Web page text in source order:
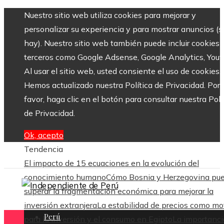
Nuestro sitio web utiliza cookies para mejorar y
personalizar su experiencia y para mostrar anuncios
hay). Nuestro sitio web también puede incluir cookies
terceros como Google Adsense, Google Analytics,
Al usar el sitio web, usted consiente el uso de cookies.
Hemos actualizado nuestra Política de Privacidad. Por
favor, haga clic en el botón para consultar nuestra
de Privacidad.
Ok, acepto
Tendencia
El impacto de 15 ecuaciones en la evolución del
conocimiento humanoCómo Bosnia y Herzegovina
superar la fragmentación económica para mejorar la
inversión extranjeraLa estabilidad de precios como
para la inversión y el consumo en Egipto La
Perú